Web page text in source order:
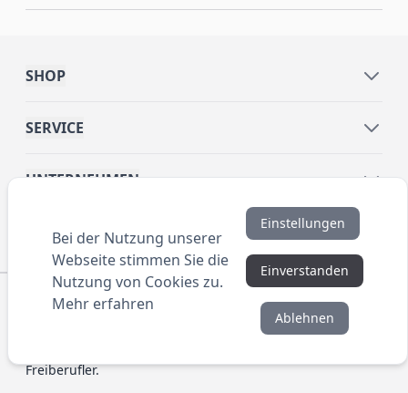
SHOP
SERVICE
UNTERNEHMEN
INFORMATIONEN
© 2016 ANYBRAND.de. All Rights Reserved. Alle
Preisangaben sind Nettopreise zzgl. MwSt. und Versand.
Kein Privatverkauf. Unser Angebot richtet sich
Freiberufler.
Bei der Nutzung unserer
Webseite stimmen Sie die
Nutzung von Cookies zu.
Mehr erfahren
Einstellungen
Einverstanden
Ablehnen